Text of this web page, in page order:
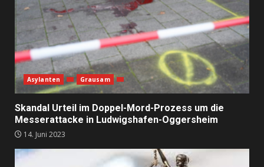
Asylanten Grausam
Skandal Urteil im Doppel-Mord-Prozess um die
Messerattacke in Ludwigshafen-Oggersheim
14. Juni 2023